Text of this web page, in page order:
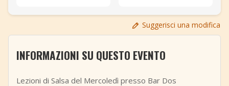
Suggerisci una modifica
INFORMAZIONI SU QUESTO EVENTO
Lezioni di Salsa del Mercoledì presso Bar Dos